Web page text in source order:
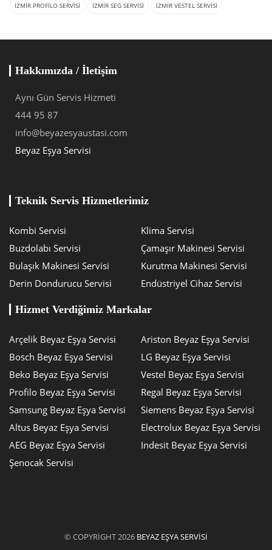
İZMIR PROFILO SERVISI İZMIR SEG SERVISI İZMIR VESTEL SERVISI
Hakkımızda / İletişim
Aynı Gün Servis Hizmeti
444 95 87
info@beyazesyaustasi.com
Beyaz Eşya Servisi
Teknik Servis Hizmetlerimiz
Kombi Servisi
Klima Servisi
Buzdolabı Servisi
Çamaşır Makinesi Servisi
Bulaşık Makinesi Servisi
Kurutma Makinesi Servisi
Derin Dondurucu Servisi
Endüstriyel Cihaz Servisi
Hizmet Verdiğimiz Markalar
Arçelik Beyaz Eşya Servisi
Ariston Beyaz Eşya Servisi
Bosch Beyaz Eşya Servisi
LG Beyaz Eşya Servisi
Beko Beyaz Eşya Servisi
Vestel Beyaz Eşya Servisi
Profilo Beyaz Eşya Servisi
Regal Beyaz Eşya Servisi
Samsung Beyaz Eşya Servisi
Siemens Beyaz Eşya Servisi
Altus Beyaz Eşya Servisi
Electrolux Beyaz Eşya Servisi
AEG Beyaz Eşya Servisi
Indesit Beyaz Eşya Servisi
Şenocak Servisi
© COPYRIGHT 2026 BEYAZ EŞYA SERVISI